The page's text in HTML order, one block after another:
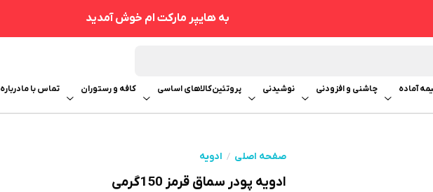
به هایپر مارکت ام خوش آمدید
آماده چاشنی و افزودنی نوشیدنی پروتئینکالاهای اساسی کافه و رستوران تماس با ما
صفحه اصلی ادویه
ادویه پودر سماق قرمز 150گرمی